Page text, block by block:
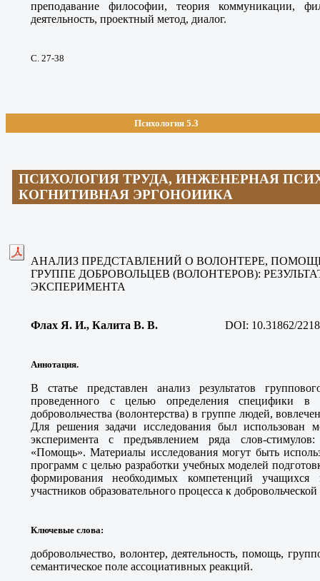
преподавание философии, теория коммуникации,
деятельность, проектный метод, диалог.
С. 27-38
Психология 5.3
ПСИХОЛОГИЯ ТРУДА, ИНЖЕНЕРНАЯ
КОГНИТИВНАЯ ЭРГОНОИИКА
АНАЛИЗ ПРЕДСТАВЛЕНИЙ О ВОЛОНТЕРЕ,
ГРУППЕ ДОБРОВОЛЬЦЕВ (ВОЛОНТЕРОВ):
ЭКСПЕРИМЕНТА
Флах Я. И., Калита В. В. DOI: 10.31862/
Аннотация.
В статье представлен анализ результатов
проведенного с целью определения специфики в
добровольчества (волонтерства) в группе людей,
Для решения задачи исследования был использован
эксперимента с предъявлением ряда слов-
«Помощь». Материалы исследования могут быть
программ с целью разработки учебных моделей
формирования необходимых компетенций
участников образовательного процесса к
Ключевые слова:
добровольчество, волонтер, деятельность, помощь,
семантическое поле ассоциативных реакций.